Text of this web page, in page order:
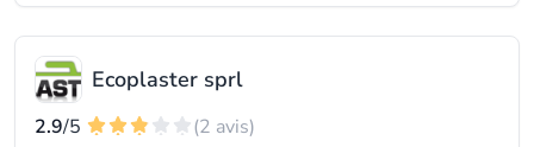
Ecoplaster sprl
2.9/5
(2 avis)